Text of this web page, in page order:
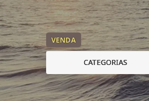
VENDA
CATEGORIAS